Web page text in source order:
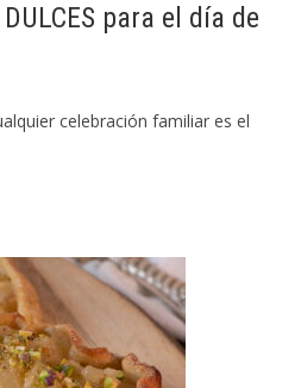
para el día de
celebración familiar es el